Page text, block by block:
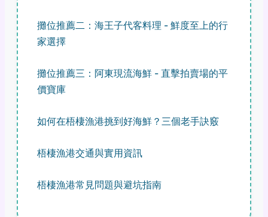
攤位推薦二：海王子代客料理 - 鮮度至上的行
家選擇
攤位推薦三：阿東現流海鮮 - 直擊拍賣場的平
價寶庫
如何在梧棲漁港挑到好海鮮？三個老手訣竅
梧棲漁港交通與實用資訊
梧棲漁港常見問題與避坑指南